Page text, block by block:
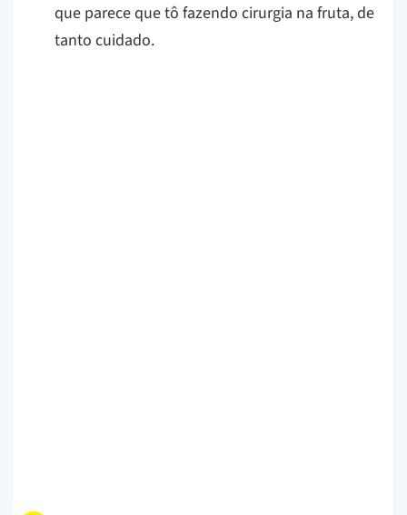
que parece que tô fazendo cirurgia na fruta, de
tanto cuidado.